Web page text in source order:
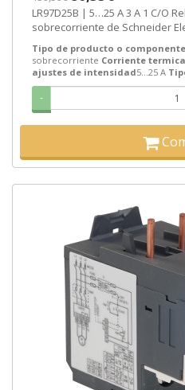
LR97D25B | 5…25 A 3 A 1 C/O
sobrecorriente de Schneider
Tipo de producto o componente
sobrecorriente Corriente
ajustes de intensidad5…25 A
-